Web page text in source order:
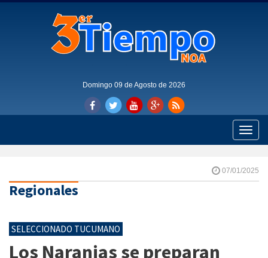
Domingo 09 de Agosto de 2026
Toggle
07/01/2025
Regionales
SELECCIONADO TUCUMANO
Los Naranjas se preparan